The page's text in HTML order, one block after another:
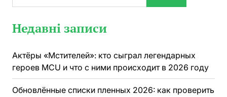
Недавні записи
Актёры «Мстителей»: кто сыграл легендарных
героев MCU и что с ними происходит в 2026 году
Обновлённые списки пленных 2026: как проверить